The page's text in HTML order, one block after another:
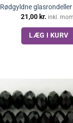
Rødgyldne
21,00 kr. inkl.
LÆG I KURV